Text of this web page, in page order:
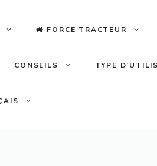
🚜 FORCE TRACTEUR
CONSEILS TYPE